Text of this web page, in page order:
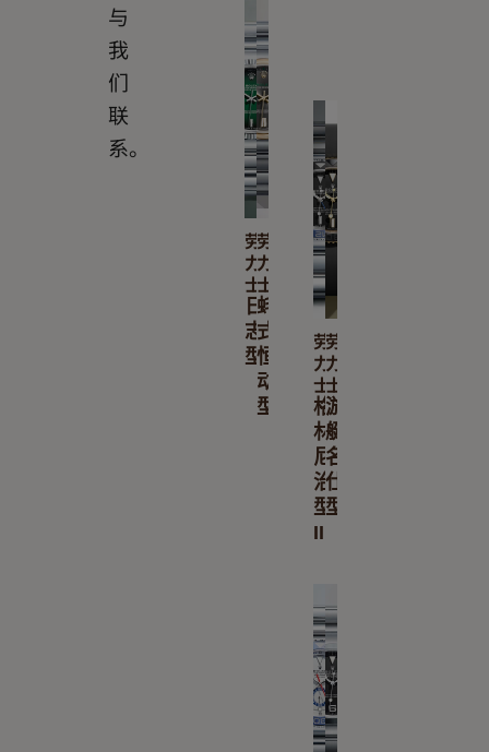
与
我
们
联
系。
劳
力
士
日
志
型
劳
力
士
蚝
式
恒
动
型
劳
力
士
格
林
尼
治
型
II
劳
力
士
游
艇
名
仕
型